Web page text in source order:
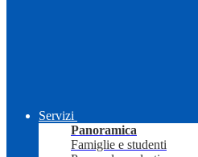
Servizi
Panoramica
Famiglie e studenti